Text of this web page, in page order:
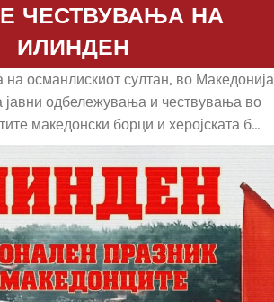
ЧЕСТВУВАЊА НА
ИЛИНДЕН
османлискиот султан, во Македонија
јавни одбележувања и чествувања во
македонски борци и херојската б...